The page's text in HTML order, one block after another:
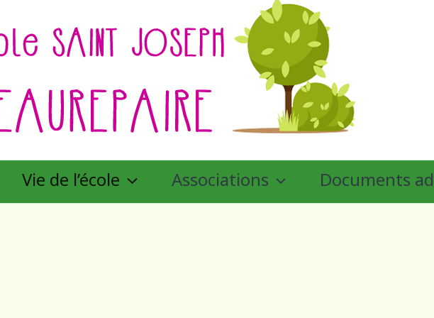
Vie de l’école Associations Documents